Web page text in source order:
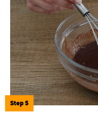
Step 5